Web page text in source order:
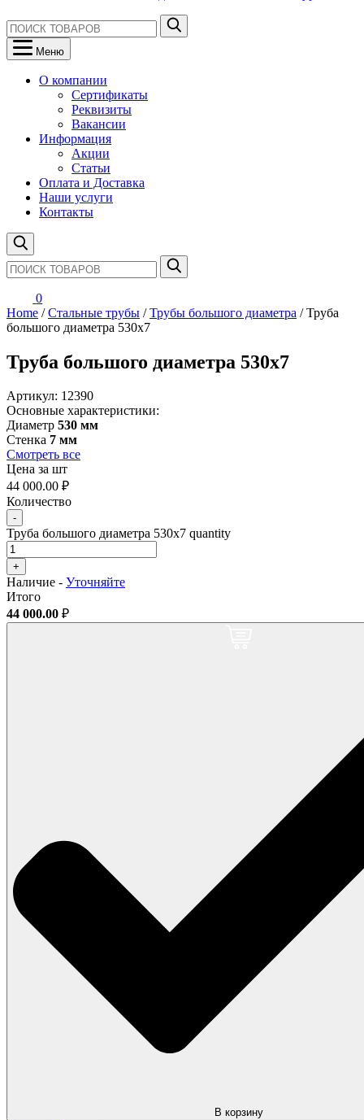
Меню
О компании
Сертификаты
Реквизиты
Вакансии
Информация
Акции
Статьи
Оплата и Доставка
Наши услуги
Контакты
0
Home /Стальные трубы /Трубы большого диаметра / Труба
большого диаметра 530х7
Труба большого диаметра 530х7
Артикул: 12390
Основные характеристики:
Диаметр 530 мм
Стенка 7 мм
Смотреть все
Цена за шт
44 000.00 ₽
Количество
-
Труба большого диаметра 530х7 quantity
+
Наличие - Уточняйте
Итого
44 000.00 ₽
В корзину